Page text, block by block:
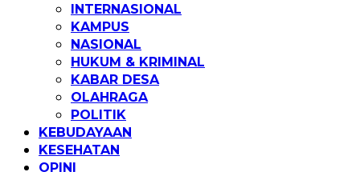
INTERNASIONAL
KAMPUS
NASIONAL
HUKUM & KRIMINAL
KABAR DESA
OLAHRAGA
POLITIK
KEBUDAYAAN
KESEHATAN
OPINI